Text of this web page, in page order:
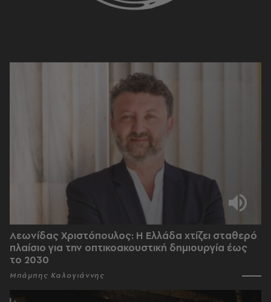
Λεωνίδας Χριστόπουλος: Η Ελλάδα χτίζει σταθερό
πλαίσιο για την οπτικοακουστική δημιουργία έως
το 2030
Μπάμπης Καλογιάννης